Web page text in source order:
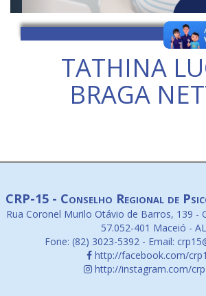
TATHINA
BRAGA
CRP-15 - Conselho Regional de
Rua Coronel Murilo Otávio de Barros, 139 -
57.052-401 Maceió - AL
Fone: (82) 3023-5392 - Email:
http://facebook.com/
http://instagram.com/